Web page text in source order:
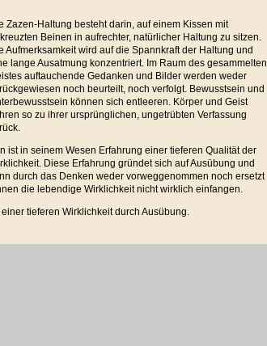
Zazen-Haltung besteht darin, auf einem Kissen mit
Beinen in aufrechter, natürlicher Haltung zu sitzen.
Aufmerksamkeit wird auf die Spannkraft der Haltung und
lange Ausatmung konzentriert. Im Raum des gesammelten
auftauchende Gedanken und Bilder werden weder
noch beurteilt, noch verfolgt. Bewusstsein und
können sich entleeren. Körper und Geist
so zu ihrer ursprünglichen, ungetrübten Verfassung
ist in seinem Wesen Erfahrung einer tieferen Qualität der
Diese Erfahrung gründet sich auf Ausübung und
durch das Denken weder vorweggenommen noch ersetzt
die lebendige Wirklichkeit nicht wirklich einfangen.
tieferen Wirklichkeit durch Ausübung.